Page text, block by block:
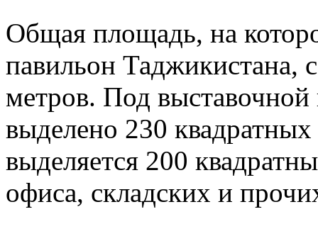
Общая площадь, на
павильон Таджикистана,
метров. Под
выделено 230
выделяется 200
офиса, складских и